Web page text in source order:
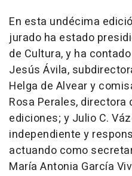
En esta undécima
jurado ha estado
de Cultura, y ha
Jesús Ávila,
Helga de Alvear y
Rosa Perales,
ediciones; y Julio C.
independiente y
actuando como
María Antonia García